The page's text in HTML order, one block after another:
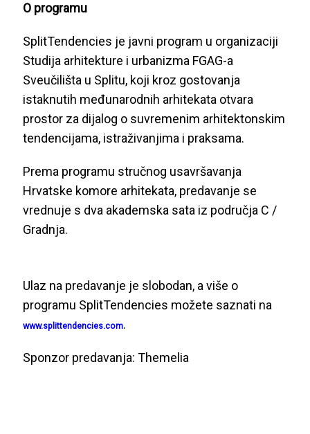
O programu
SplitTendencies je javni program u organizaciji
Studija arhitekture i urbanizma FGAG-a
Sveučilišta u Splitu, koji kroz gostovanja
istaknutih međunarodnih arhitekata otvara
prostor za dijalog o suvremenim arhitektonskim
tendencijama, istraživanjima i praksama.
Prema programu stručnog usavršavanja
Hrvatske komore arhitekata, predavanje se
vrednuje s dva akademska sata iz područja C /
Gradnja.
Ulaz na predavanje je slobodan, a više o
programu SplitTendencies možete saznati na
www.splittendencies.com.
Sponzor predavanja: Themelia